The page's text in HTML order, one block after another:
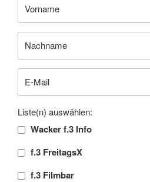
Liste(n) auswählen:
Wacker f.3 Info
f.3 FreitagsX
f.3 Filmbar